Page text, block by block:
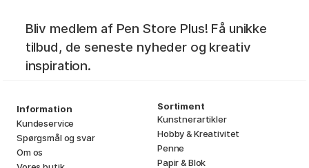
Bliv medlem af Pen Store Plus! Få unikke
tilbud, de seneste nyheder og kreativ
inspiration.
Information
Kundeservice
Spørgsmål og svar
Om os
Sortiment
Kunstnerartikler
Hobby & Kreativitet
Penne
Papir & Blok